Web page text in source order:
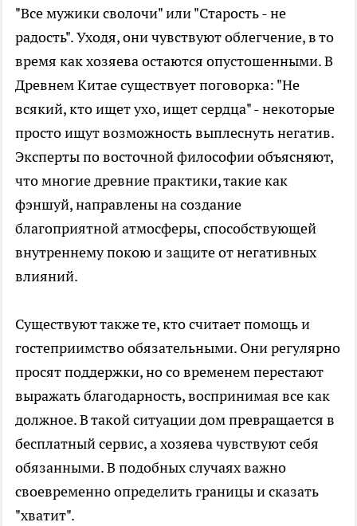
"Все мужики сволочи" или "Старость - не
радость". Уходя, они чувствуют облегчение, в то
время как хозяева остаются опустошенными. В
Древнем Китае существует поговорка: "Не
всякий, кто ищет ухо, ищет сердца" - некоторые
просто ищут возможность выплеснуть негатив.
Эксперты по восточной философии объясняют,
что многие древние практики, такие как
фэншуй, направлены на создание
благоприятной атмосферы, способствующей
внутреннему покою и защите от негативных
влияний.
Существуют также те, кто считает помощь и
гостеприимство обязательными. Они регулярно
просят поддержки, но со временем перестают
выражать благодарность, воспринимая все как
должное. В такой ситуации дом превращается в
бесплатный сервис, а хозяева чувствуют себя
обязанными. В подобных случаях важно
своевременно определить границы и сказать
"хватит".